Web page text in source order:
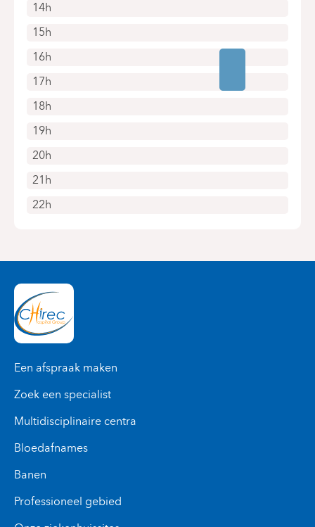
14h
15h
16h
17h
18h
19h
20h
21h
22h
Een afspraak maken
Zoek een specialist
Multidisciplinaire centra
Bloedafnames
Banen
Professioneel gebied